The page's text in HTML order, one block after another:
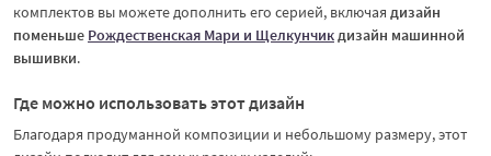
комплектов вы можете дополнить его серией, включая дизайн
поменьше Рождественская Мари и Щелкунчик дизайн машинной
вышивки.
Где можно использовать этот дизайн
Благодаря продуманной композиции и небольшому размеру, этот